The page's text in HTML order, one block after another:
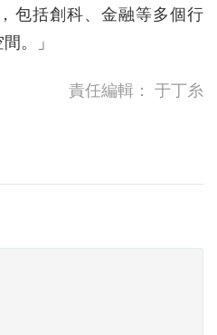
包括創科、金融等多個行
。」
責任編輯： 于丁糸